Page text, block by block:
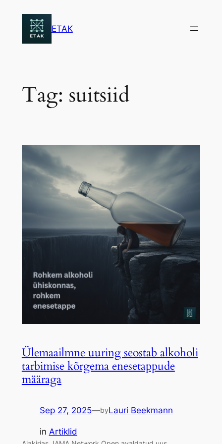
content
ETAK
Tag: suitsiid
Ülemaailmne uuring seostab alkoholi
tarbimise kõrgema enesetappude
määraga
Sep 27, 2025—byLauri Beekmann
in Artiklid